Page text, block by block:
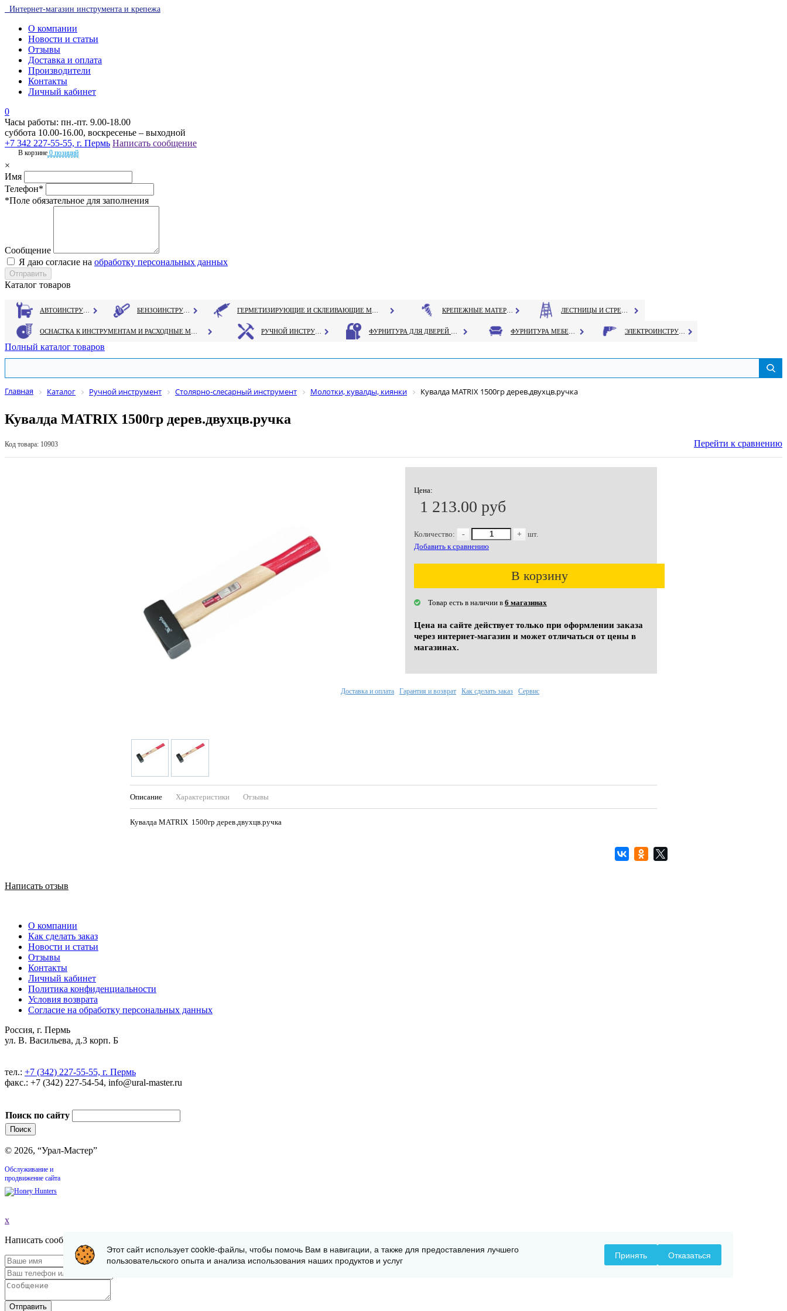
Интернет-магазин инструмента и крепежа
О компании
Новости и статьи
Отзывы
Доставка и оплата
Производители
Контакты
Личный кабинет
0
Часы работы: пн.-пт. 9.00-18.00
суббота 10.00-16.00, воскресенье – выходной
+7 342 227-55-55, г. Пермь Написать сообщение
В корзине 0 позиций
×
Имя
Телефон*
*Поле обязательное для заполнения
Сообщение
Я даю согласие на обработку персональных данных
Каталог товаров
Полный каталог товаров
Главная Каталог Ручной инструмент Столярно-слесарный инструмент Молотки, кувалды, киянки Кувалда MATRIX 1500гр дерев.двухцв.ручка
Кувалда MATRIX 1500гр дерев.двухцв.ручка
Код товара: 10903 Перейти к сравнению
Цена:
1 213.00 руб
Количество: - +
шт.
Добавить к сравнению
В корзину
Товар есть в наличии в 6 магазинах
Цена на сайте действует только при оформлении заказа
через интернет-магазин и может отличаться от цены в
магазинах.
Описание Характеристики Отзывы
Кувалда MATRIX 1500гр дерев.двухцв.ручка
Доставка и оплата Гарантия и возврат Как сделать заказ Сервис
Написать отзыв
О компании
Как сделать заказ
Новости и статьи
Отзывы
Контакты
Личный кабинет
Политика конфиденциальности
Условия возврата
Согласие на обработку персональных данных
Россия, г. Пермь
ул. В. Васильева, д.3 корп. Б
тел.: +7 (342) 227-55-55, г. Пермь
факс.: +7 (342) 227-54-54, info@ural-master.ru
Поиск по сайту
© 2026, “Урал-Мастер”
Обслуживание и
продвижение сайта
x
Написать сообщение
Отправить
Этот сайт использует cookie-файлы, чтобы помочь Вам в навигации, а также для предоставления лучшего
пользовательского опыта и анализа использования наших продуктов и услуг
Принять Отказаться